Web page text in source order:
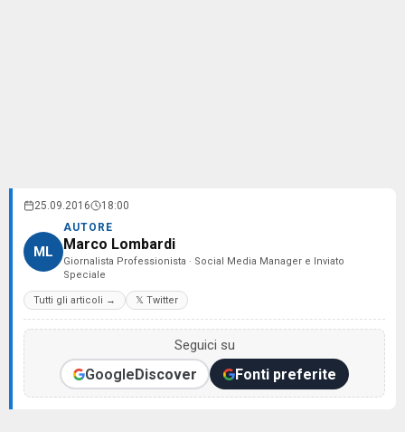
25.09.2016 18:00
ML
AUTORE
Marco Lombardi
Giornalista Professionista · Social Media Manager e Inviato
Speciale
Tutti gli articoli → 𝕏 Twitter
Seguici su
GoogleDiscover Fonti preferite